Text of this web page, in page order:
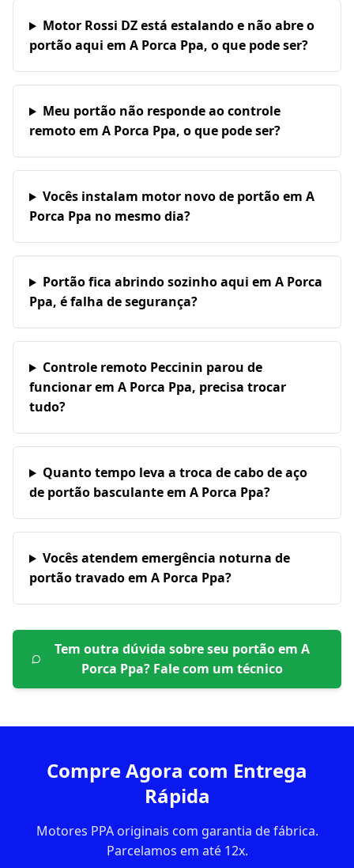
Motor Rossi DZ está estalando e não abre o
portão aqui em A Porca Ppa, o que pode ser?
Meu portão não responde ao controle
remoto em A Porca Ppa, o que pode ser?
Vocês instalam motor novo de portão em A
Porca Ppa no mesmo dia?
Portão fica abrindo sozinho aqui em A Porca
Ppa, é falha de segurança?
Controle remoto Peccinin parou de
funcionar em A Porca Ppa, precisa trocar
tudo?
Quanto tempo leva a troca de cabo de aço
de portão basculante em A Porca Ppa?
Vocês atendem emergência noturna de
portão travado em A Porca Ppa?
Tem outra dúvida sobre seu portão em A
Porca Ppa? Fale com um técnico
Compre Agora com Entrega
Rápida
Motores PPA originais com garantia de fábrica.
Parcelamos em até 12x.